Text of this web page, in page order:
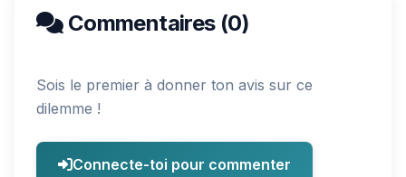
Commentaires (0)
Sois le premier à donner ton avis sur ce
dilemme !
Connecte-toi pour commenter